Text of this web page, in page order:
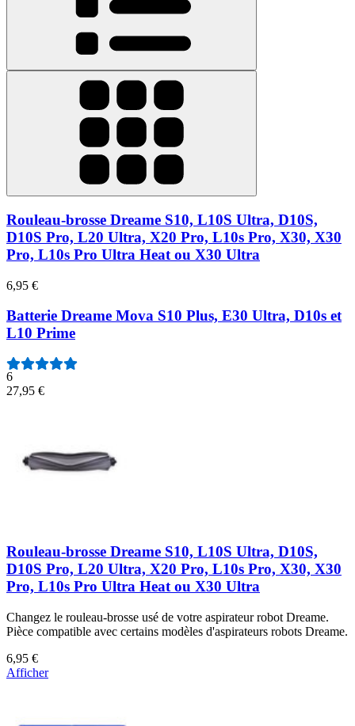
Rouleau-brosse Dreame S10, L10S Ultra, D10S,
D10S Pro, L20 Ultra, X20 Pro, L10s Pro, X30, X30
Pro, L10s Pro Ultra Heat ou X30 Ultra
6,95 €
Batterie Dreame Mova S10 Plus, E30 Ultra, D10s et
L10 Prime
6
27,95 €
Rouleau-brosse Dreame S10, L10S Ultra, D10S,
D10S Pro, L20 Ultra, X20 Pro, L10s Pro, X30, X30
Pro, L10s Pro Ultra Heat ou X30 Ultra
Changez le rouleau-brosse usé de votre aspirateur robot Dreame.
Pièce compatible avec certains modèles d'aspirateurs robots Dreame.
6,95 €
Afficher